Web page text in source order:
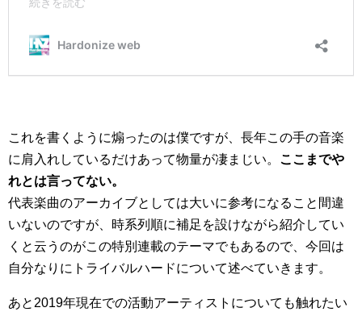
これを書くように煽ったのは僕ですが、長年この手の音楽
に肩入れしているだけあって物量が凄まじい。 ここまでや
れとは言ってない。
代表楽曲のアーカイブとしては大いに参考になること間違
いないのですが、時系列順に補足を設けながら紹介してい
くと云うのがこの特別連載のテーマでもあるので、今回は
自分なりにトライバルハードについて述べていきます。
あと2019年現在での活動アーティストについても触れたい